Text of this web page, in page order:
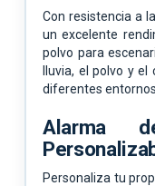
Con resistencia a
un excelente
polvo para
lluvia, el polvo y
diferentes entornos.
Alarma
Personaliza tu